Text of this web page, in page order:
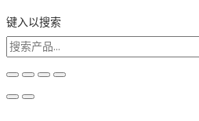
键入以搜索
搜